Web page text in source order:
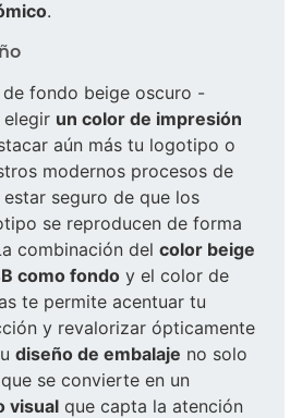
.
fondo beige oscuro -
elegir un color de impresión
aún más tu logotipo o
modernos procesos de
seguro de que los
se reproducen de forma
combinación del color beige
como fondo y el color de
te permite acentuar tu
y revalorizar ópticamente
diseño de embalaje no solo
se convierte en un
visual que capta la atención